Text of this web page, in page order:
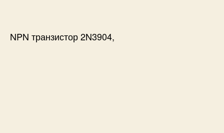
NPN транзистор 2N3904,